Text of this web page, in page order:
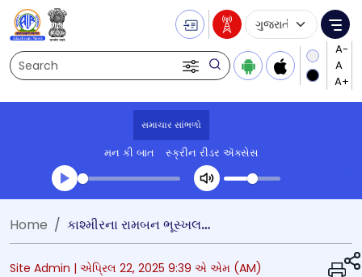
Search
Language
સમાચાર સાંભળો
મન કી બાત સ્ક્રીન રીડર ઍક્સેસ
Transcript summary
પ્લે ઓડિયો
Home કાશ્મીરના રામબન ભૂસ્ખલનમાં ફસાયેલા રાજકોટ જિલ્લાના પ્રવાસીઓની જાણકારી આપવા માટે જિલ્લા વહીવટી તંત્રએ હેલ્પલાઇન સેવા શરુ કરી
Site Admin | એપ્રિલ 22, 2025 9:39 એ એમ (AM)